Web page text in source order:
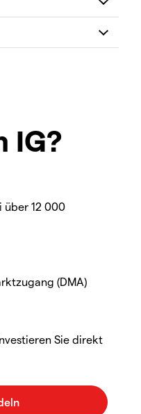
IG?
über 12 000
(DMA)
Sie direkt